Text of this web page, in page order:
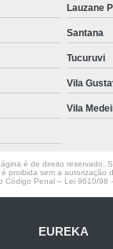
Lauzane
Santana
Tucuruvi
Vila
Vila
é de direito reservado.
proibida sem a autorização
Código Penal – Lei 9610/98
EUREKA